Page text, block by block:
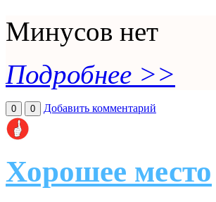
Минусов нет
Подробнее >>
0 0 Добавить комментарий
Хорошее место